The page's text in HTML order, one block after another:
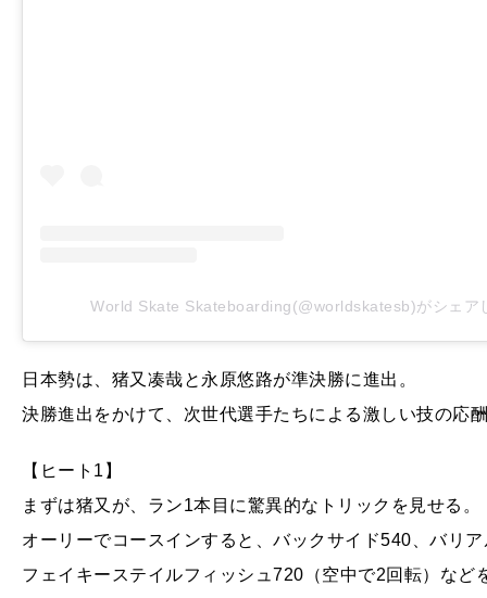
World Skate Skateboarding(@worldskatesb)がシェア
日本勢は、猪又凑哉と永原悠路が準決勝に進出。
決勝進出をかけて、次世代選手たちによる激しい技の応
【ヒート1】
まずは猪又が、ラン1本目に驚異的なトリックを見せる。
オーリーでコースインすると、バックサイド540、バリ
フェイキーステイルフィッシュ720（空中で2回転）な